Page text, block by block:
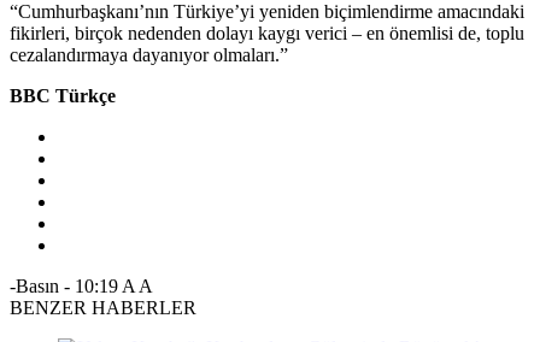
“Cumhurbaşkanı’nın Türkiye’yi yeniden biçimlendirme amacındaki
fikirleri, birçok nedenden dolayı kaygı verici – en önemlisi de, toplu
cezalandırmaya dayanıyor olmaları.”
BBC Türkçe
-Basın - 10:19 A A
BENZER HABERLER